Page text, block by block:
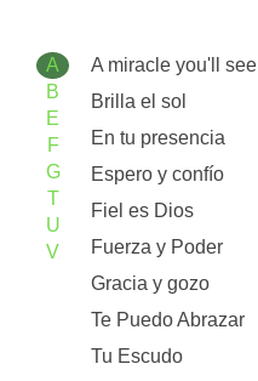
A
B
E
F
G
T
U
V
A miracle you'll see
Brilla el sol
En tu presencia
Espero y confío
Fiel es Dios
Fuerza y Poder
Gracia y gozo
Te Puedo Abrazar
Tu Escudo